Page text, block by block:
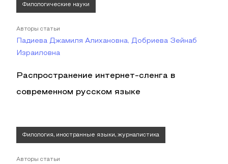
Филологические науки
Авторы статьи
Падиева Джамиля Алихановна, Добриева Зейнаб
Израиловна
Распространение интернет-сленга в
современном русском языке
Филология, иностранные языки, журналистика
Авторы статьи